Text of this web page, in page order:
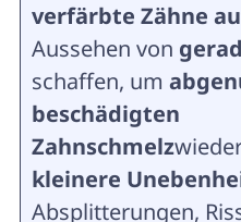
verfärbte Zähne
Aussehen von
schaffen, um
beschädigten
Zahnschmelz
kleinere
Absplitterungen,